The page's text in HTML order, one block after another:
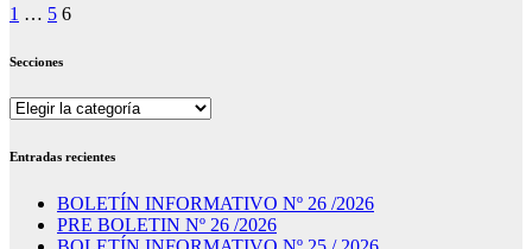
Paginación
de
1 … 5 6
Secciones
Secciones
Entradas recientes
BOLETÍN INFORMATIVO Nº 26 /2026
PRE BOLETIN Nº 26 /2026